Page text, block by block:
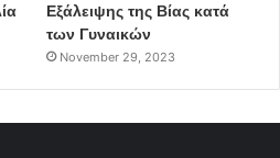
Εξάλειψης της Βίας κατά
των Γυναικών
November 29, 2023